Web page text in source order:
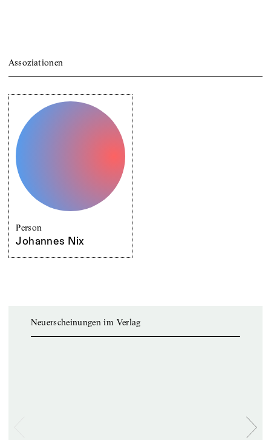
Assoziationen
Person
Johannes Nix
Neuerscheinungen im Verlag